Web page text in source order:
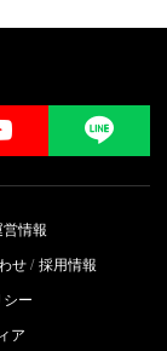
YouTube
情報
せ 採用情報
ー
ア